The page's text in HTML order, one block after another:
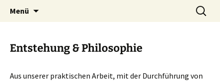
BATS
Betätigungsorientiertes Aktivierungstraining
in der Schule
Menü
Suche
nach:
Entstehung & Philosophie
Aus unserer praktischen Arbeit, mit der Durchführung von